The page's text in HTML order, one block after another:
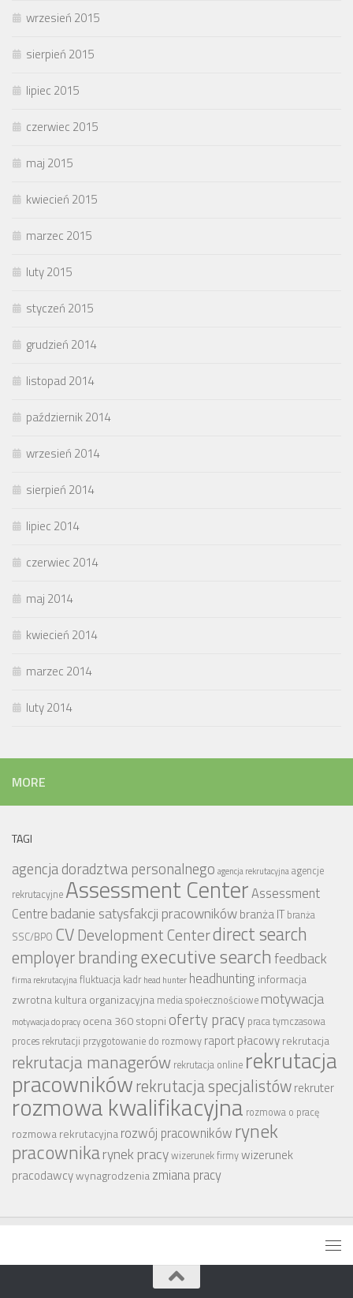
wrzesień 2015
sierpień 2015
lipiec 2015
czerwiec 2015
maj 2015
kwiecień 2015
marzec 2015
luty 2015
styczeń 2015
grudzień 2014
listopad 2014
październik 2014
wrzesień 2014
sierpień 2014
lipiec 2014
czerwiec 2014
maj 2014
kwiecień 2014
marzec 2014
luty 2014
MORE
TAGI
agencja doradztwa personalnego agencja rekrutacyjnaagencje
rekrutacyjne Assessment CenterAssessment
Centre badanie satysfakcji pracownikówbranża IT branża
SSC/BPO CV Development Centerdirect search
employer brandingexecutive searchfeedback
firma rekrutacyjnafluktuacja kadr head hunter headhunting informacja
zwrotnakultura organizacyjna media społecznościowe motywacja
motywacja do pracy ocena 360 stopni oferty pracy praca tymczasowa
proces rekrutacji przygotowanie do rozmowy raport płacowyrekrutacja
rekrutacja managerów rekrutacja online rekrutacja
pracownikówrekrutacja specjalistówrekruter
rozmowa kwalifikacyjna rozmowa o pracę
rozmowa rekrutacyjnarozwój pracowników rynek
pracownikarynek pracywizerunek firmywizerunek
pracodawcywynagrodzeniazmiana pracy